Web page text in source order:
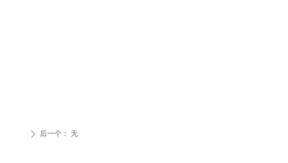
ꄲ 后一个： 无